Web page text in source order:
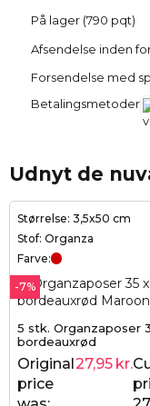
På lager (790 pqt)
Afsendelse inden
Forsendelse med
Betalingsmetoder
Udnyt de
Størrelse: 3,5x50 cm
Stof: Organza
Farve:
-7%
5 stk. Organzaposer
bordeauxrød
Original
price
27,95 kr.